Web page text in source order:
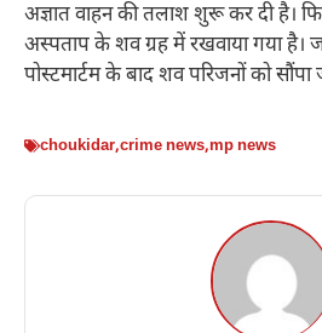
अज्ञात वाहन की तलाश शुरू कर दी है।
अस्पताप के शव ग्रह में रखवाया गया है।
पोस्टमार्टम के बाद शव परिजनों को सौंपा
choukidar,crime news,mp news